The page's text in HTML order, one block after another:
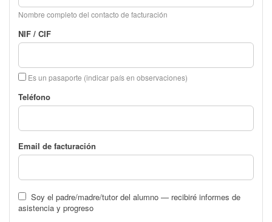
Nombre completo del contacto de facturación
NIF / CIF
Es un pasaporte (indicar país en observaciones)
Teléfono
Email de facturación
Soy el padre/madre/tutor del alumno — recibiré informes de
asistencia y progreso